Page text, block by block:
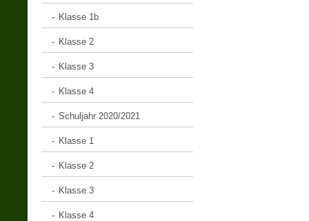
Klasse 1b
Klasse 2
Klasse 3
Klasse 4
Schuljahr 2020/2021
Klasse 1
Klasse 2
Klasse 3
Klasse 4